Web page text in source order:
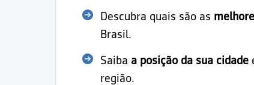
Descubra quais são as
Brasil.
Saiba a posição da sua cidade
região.